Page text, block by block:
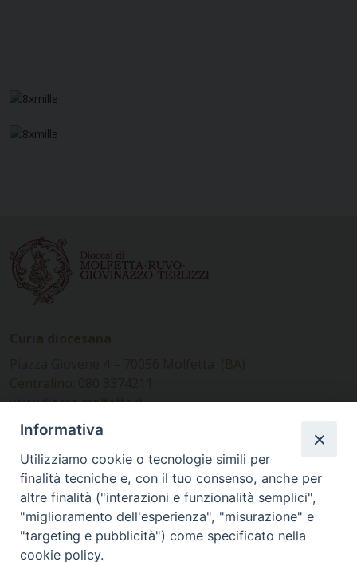
www.diocesimolfetta.it –
diocesimolfetta@pec.chiesacattolica.it
Ufficio Comunicazioni sociali
Piazza Giovene 4 – 70056 Molfetta (BA)
comunicazionisociali@diocesimolfetta.it
Informativa
Utilizziamo cookie o tecnologie simili per
finalità tecniche e, con il tuo consenso, anche per
altre finalità ("interazioni e funzionalità semplici",
"miglioramento dell'esperienza", "misurazione" e
"targeting e pubblicità") come specificato nella
cookie policy.